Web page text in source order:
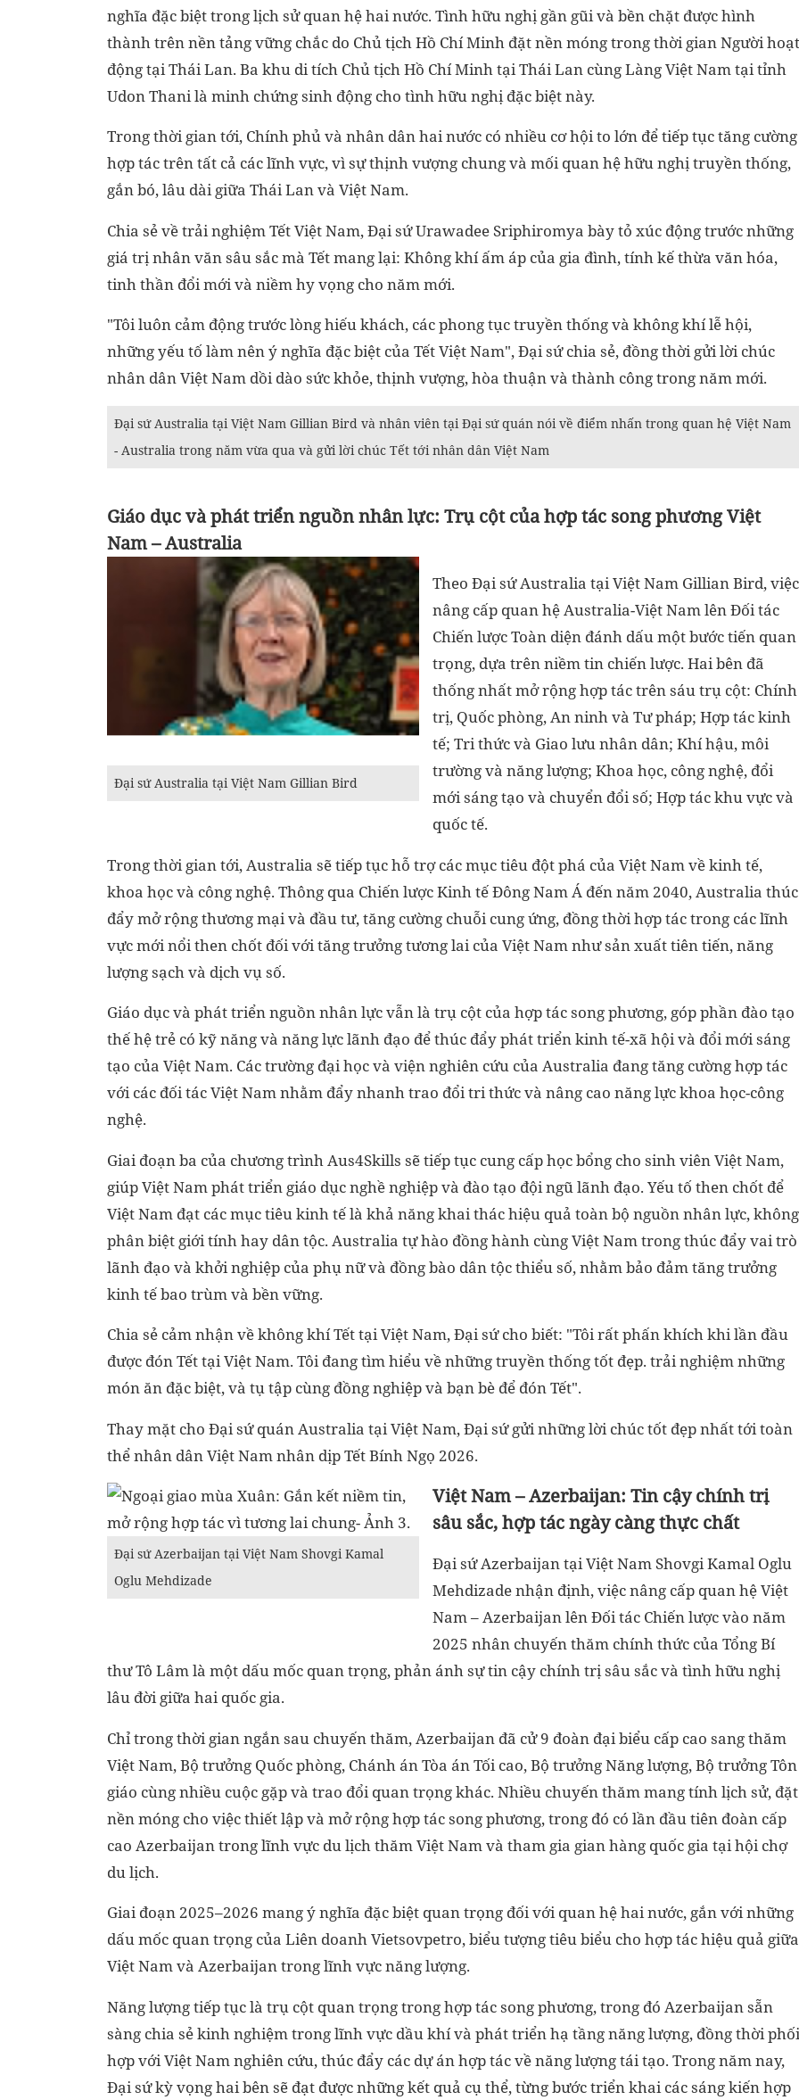
nghĩa đặc biệt trong lịch sử quan hệ hai nước. Tình hữu nghị gần gũi và bền chặt được hình
thành trên nền tảng vững chắc do Chủ tịch Hồ Chí Minh đặt nền móng trong thời gian Người hoạt
động tại Thái Lan. Ba khu di tích Chủ tịch Hồ Chí Minh tại Thái Lan cùng Làng Việt Nam tại tỉnh
Udon Thani là minh chứng sinh động cho tình hữu nghị đặc biệt này.
Trong thời gian tới, Chính phủ và nhân dân hai nước có nhiều cơ hội to lớn để tiếp tục tăng cường
hợp tác trên tất cả các lĩnh vực, vì sự thịnh vượng chung và mối quan hệ hữu nghị truyền thống,
gắn bó, lâu dài giữa Thái Lan và Việt Nam.
Chia sẻ về trải nghiệm Tết Việt Nam, Đại sứ Urawadee Sriphiromya bày tỏ xúc động trước những
giá trị nhân văn sâu sắc mà Tết mang lại: Không khí ấm áp của gia đình, tính kế thừa văn hóa,
tinh thần đổi mới và niềm hy vọng cho năm mới.
"Tôi luôn cảm động trước lòng hiếu khách, các phong tục truyền thống và không khí lễ hội,
những yếu tố làm nên ý nghĩa đặc biệt của Tết Việt Nam", Đại sứ chia sẻ, đồng thời gửi lời chúc
nhân dân Việt Nam dồi dào sức khỏe, thịnh vượng, hòa thuận và thành công trong năm mới.
Đại sứ Australia tại Việt Nam Gillian Bird và nhân viên tại Đại sứ quán nói về điểm nhấn trong quan hệ Việt Nam
- Australia trong năm vừa qua và gửi lời chúc Tết tới nhân dân Việt Nam
Giáo dục và phát triển nguồn nhân lực: Trụ cột của hợp tác song phương Việt
Nam – Australia
Đại sứ Australia tại Việt Nam Gillian Bird
Theo Đại sứ Australia tại Việt Nam Gillian Bird, việc
nâng cấp quan hệ Australia-Việt Nam lên Đối tác
Chiến lược Toàn diện đánh dấu một bước tiến quan
trọng, dựa trên niềm tin chiến lược. Hai bên đã
thống nhất mở rộng hợp tác trên sáu trụ cột: Chính
trị, Quốc phòng, An ninh và Tư pháp; Hợp tác kinh
tế; Tri thức và Giao lưu nhân dân; Khí hậu, môi
trường và năng lượng; Khoa học, công nghệ, đổi
mới sáng tạo và chuyển đổi số; Hợp tác khu vực và
quốc tế.
Trong thời gian tới, Australia sẽ tiếp tục hỗ trợ các mục tiêu đột phá của Việt Nam về kinh tế,
khoa học và công nghệ. Thông qua Chiến lược Kinh tế Đông Nam Á đến năm 2040, Australia thúc
đẩy mở rộng thương mại và đầu tư, tăng cường chuỗi cung ứng, đồng thời hợp tác trong các lĩnh
vực mới nổi then chốt đối với tăng trưởng tương lai của Việt Nam như sản xuất tiên tiến, năng
lượng sạch và dịch vụ số.
Giáo dục và phát triển nguồn nhân lực vẫn là trụ cột của hợp tác song phương, góp phần đào tạo
thế hệ trẻ có kỹ năng và năng lực lãnh đạo để thúc đẩy phát triển kinh tế-xã hội và đổi mới sáng
tạo của Việt Nam. Các trường đại học và viện nghiên cứu của Australia đang tăng cường hợp tác
với các đối tác Việt Nam nhằm đẩy nhanh trao đổi tri thức và nâng cao năng lực khoa học-công
nghệ.
Giai đoạn ba của chương trình Aus4Skills sẽ tiếp tục cung cấp học bổng cho sinh viên Việt Nam,
giúp Việt Nam phát triển giáo dục nghề nghiệp và đào tạo đội ngũ lãnh đạo. Yếu tố then chốt để
Việt Nam đạt các mục tiêu kinh tế là khả năng khai thác hiệu quả toàn bộ nguồn nhân lực, không
phân biệt giới tính hay dân tộc. Australia tự hào đồng hành cùng Việt Nam trong thúc đẩy vai trò
lãnh đạo và khởi nghiệp của phụ nữ và đồng bào dân tộc thiểu số, nhằm bảo đảm tăng trưởng
kinh tế bao trùm và bền vững.
Chia sẻ cảm nhận về không khí Tết tại Việt Nam, Đại sứ cho biết: "Tôi rất phấn khích khi lần đầu
được đón Tết tại Việt Nam. Tôi đang tìm hiểu về những truyền thống tốt đẹp. trải nghiệm những
món ăn đặc biệt, và tụ tập cùng đồng nghiệp và bạn bè để đón Tết".
Thay mặt cho Đại sứ quán Australia tại Việt Nam, Đại sứ gửi những lời chúc tốt đẹp nhất tới toàn
thể nhân dân Việt Nam nhân dịp Tết Bính Ngọ 2026.
Đại sứ Azerbaijan tại Việt Nam Shovgi Kamal
Oglu Mehdizade
Việt Nam – Azerbaijan: Tin cậy chính trị
sâu sắc, hợp tác ngày càng thực chất
Đại sứ Azerbaijan tại Việt Nam Shovgi Kamal Oglu
Mehdizade nhận định, việc nâng cấp quan hệ Việt
Nam – Azerbaijan lên Đối tác Chiến lược vào năm
2025 nhân chuyến thăm chính thức của Tổng Bí
thư Tô Lâm là một dấu mốc quan trọng, phản ánh sự tin cậy chính trị sâu sắc và tình hữu nghị
lâu đời giữa hai quốc gia.
Chỉ trong thời gian ngắn sau chuyến thăm, Azerbaijan đã cử 9 đoàn đại biểu cấp cao sang thăm
Việt Nam, Bộ trưởng Quốc phòng, Chánh án Tòa án Tối cao, Bộ trưởng Năng lượng, Bộ trưởng Tôn
giáo cùng nhiều cuộc gặp và trao đổi quan trọng khác. Nhiều chuyến thăm mang tính lịch sử, đặt
nền móng cho việc thiết lập và mở rộng hợp tác song phương, trong đó có lần đầu tiên đoàn cấp
cao Azerbaijan trong lĩnh vực du lịch thăm Việt Nam và tham gia gian hàng quốc gia tại hội chợ
du lịch.
Giai đoạn 2025–2026 mang ý nghĩa đặc biệt quan trọng đối với quan hệ hai nước, gắn với những
dấu mốc quan trọng của Liên doanh Vietsovpetro, biểu tượng tiêu biểu cho hợp tác hiệu quả giữa
Việt Nam và Azerbaijan trong lĩnh vực năng lượng.
Năng lượng tiếp tục là trụ cột quan trọng trong hợp tác song phương, trong đó Azerbaijan sẵn
sàng chia sẻ kinh nghiệm trong lĩnh vực dầu khí và phát triển hạ tầng năng lượng, đồng thời phối
hợp với Việt Nam nghiên cứu, thúc đẩy các dự án hợp tác về năng lượng tái tạo. Trong năm nay,
Đại sứ kỳ vọng hai bên sẽ đạt được những kết quả cụ thể, từng bước triển khai các sáng kiến hợp